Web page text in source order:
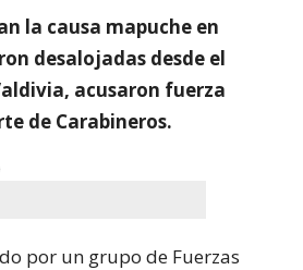
la causa mapuche en
desalojadas desde el
acusaron fuerza
de Carabineros.
por un grupo de Fuerzas